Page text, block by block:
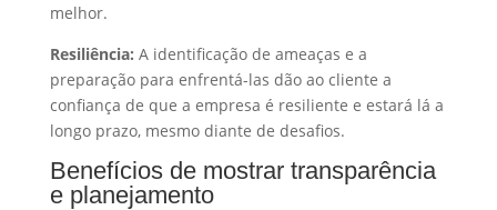
melhor.
Resiliência: A identificação de ameaças e a
preparação para enfrentá-las dão ao cliente a
confiança de que a empresa é resiliente e estará lá a
longo prazo, mesmo diante de desafios.
Benefícios de mostrar transparência
e planejamento